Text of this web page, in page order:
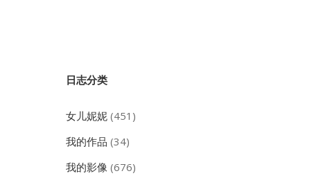
Sidebar
日志分类
女儿妮妮(451)
我的作品 (34)
我的影像 (676)